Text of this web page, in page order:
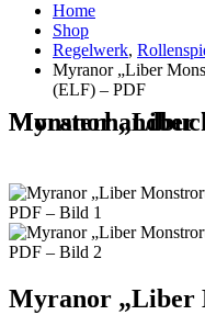
Home
Shop
Regelwerk,
Myranor „Liber
(ELF) – PDF
Myranor „Liber Monstrorum
Myranor „Liber